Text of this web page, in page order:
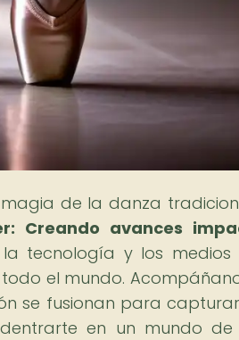
de la danza
Creando avances
tecnología y los
el mundo.
se fusionan para
en un mundo